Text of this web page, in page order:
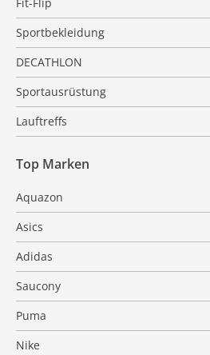
Sportbekleidung
DECATHLON
Sportausrüstung
Lauftreffs
Top Marken
Aquazon
Asics
Adidas
Saucony
Puma
Nike